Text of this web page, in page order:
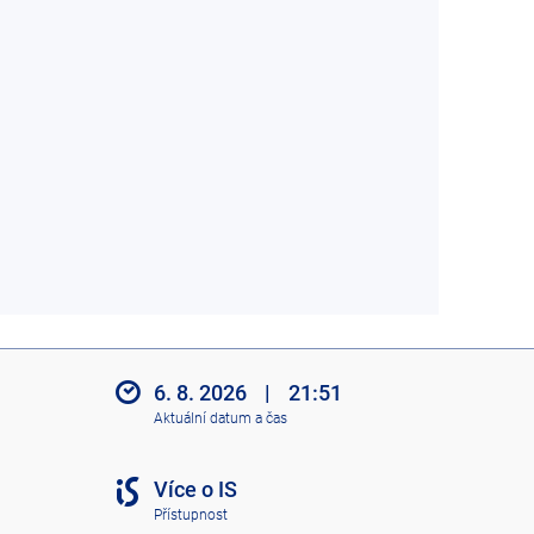
6. 8. 2026 | 21:51
Aktuální datum a čas
Více o IS
Přístupnost